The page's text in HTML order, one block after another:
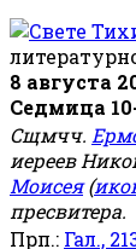
8 августа
Седмица
Сщмчч.
иереев
Моисея(
пресвитера.
Прп.: Гал.,